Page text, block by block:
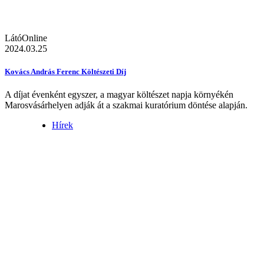
LátóOnline
2024.03.25
Kovács András Ferenc Költészeti Díj
A díjat évenként egyszer, a magyar költészet napja környékén
Marosvásárhelyen adják át a szakmai kuratórium döntése alapján.
Hírek